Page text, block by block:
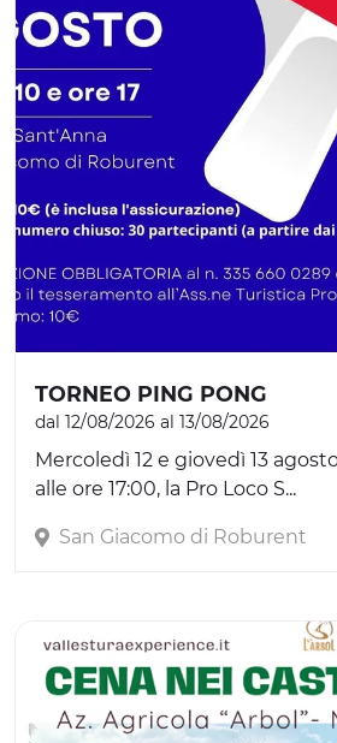
TORNEO PING PONG
dal 12/08/2026 al 13/08/2026
Mercoledì 12 e giovedì 13
alle ore 17:00, la Pro Loco S...
San Giacomo di Roburent